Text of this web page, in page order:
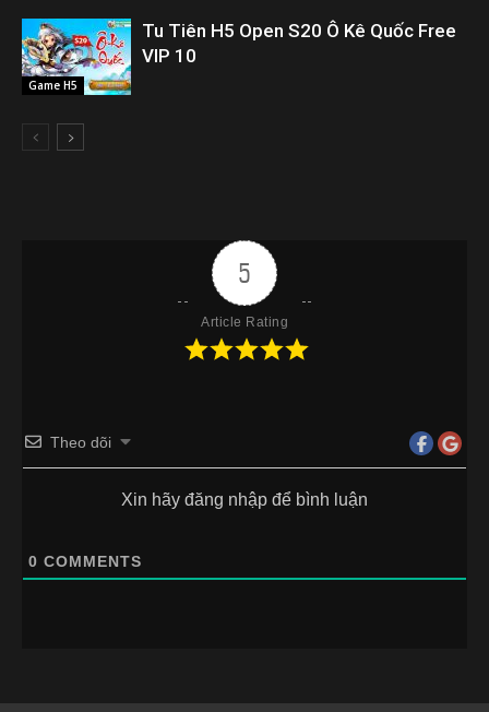
Game H5
Tu Tiên H5 Open S20 Ô Kê Quốc Free
VIP 10
5
Article Rating
Theo dõi
Xin hãy đăng nhập để bình luận
0 COMMENTS